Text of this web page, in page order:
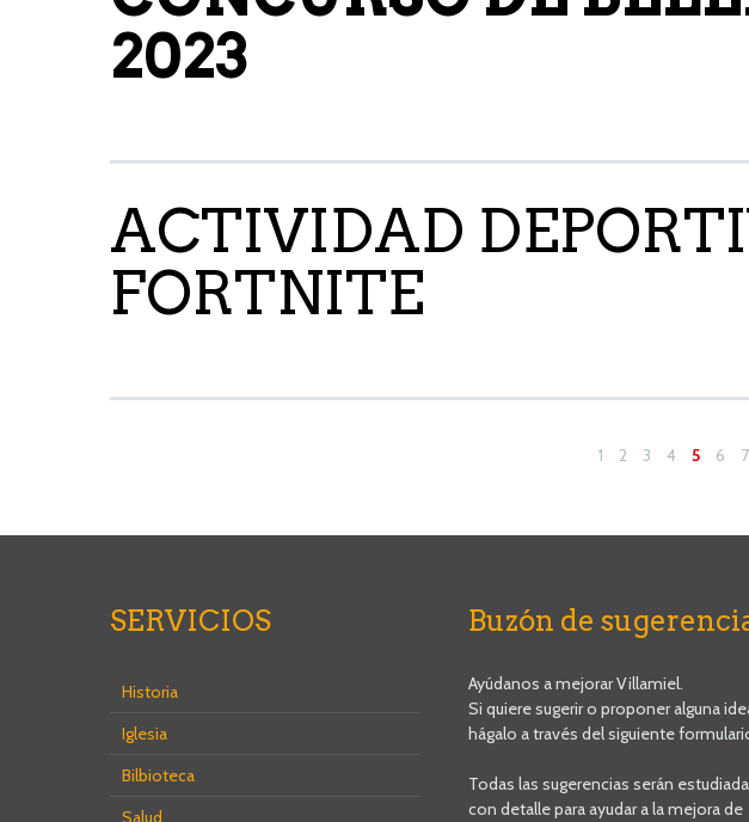
2023
ACTIVIDAD
FORTNITE
1 2 3 4 5 6 7
SERVICIOS
Historia
Iglesia
Bilbioteca
Salud
Buzón de
Ayúdanos a mejorar Villamiel.
Si quiere sugerir o proponer alguna
hágalo a través del siguiente
Todas las sugerencias serán
con detalle para ayudar a la mejora de